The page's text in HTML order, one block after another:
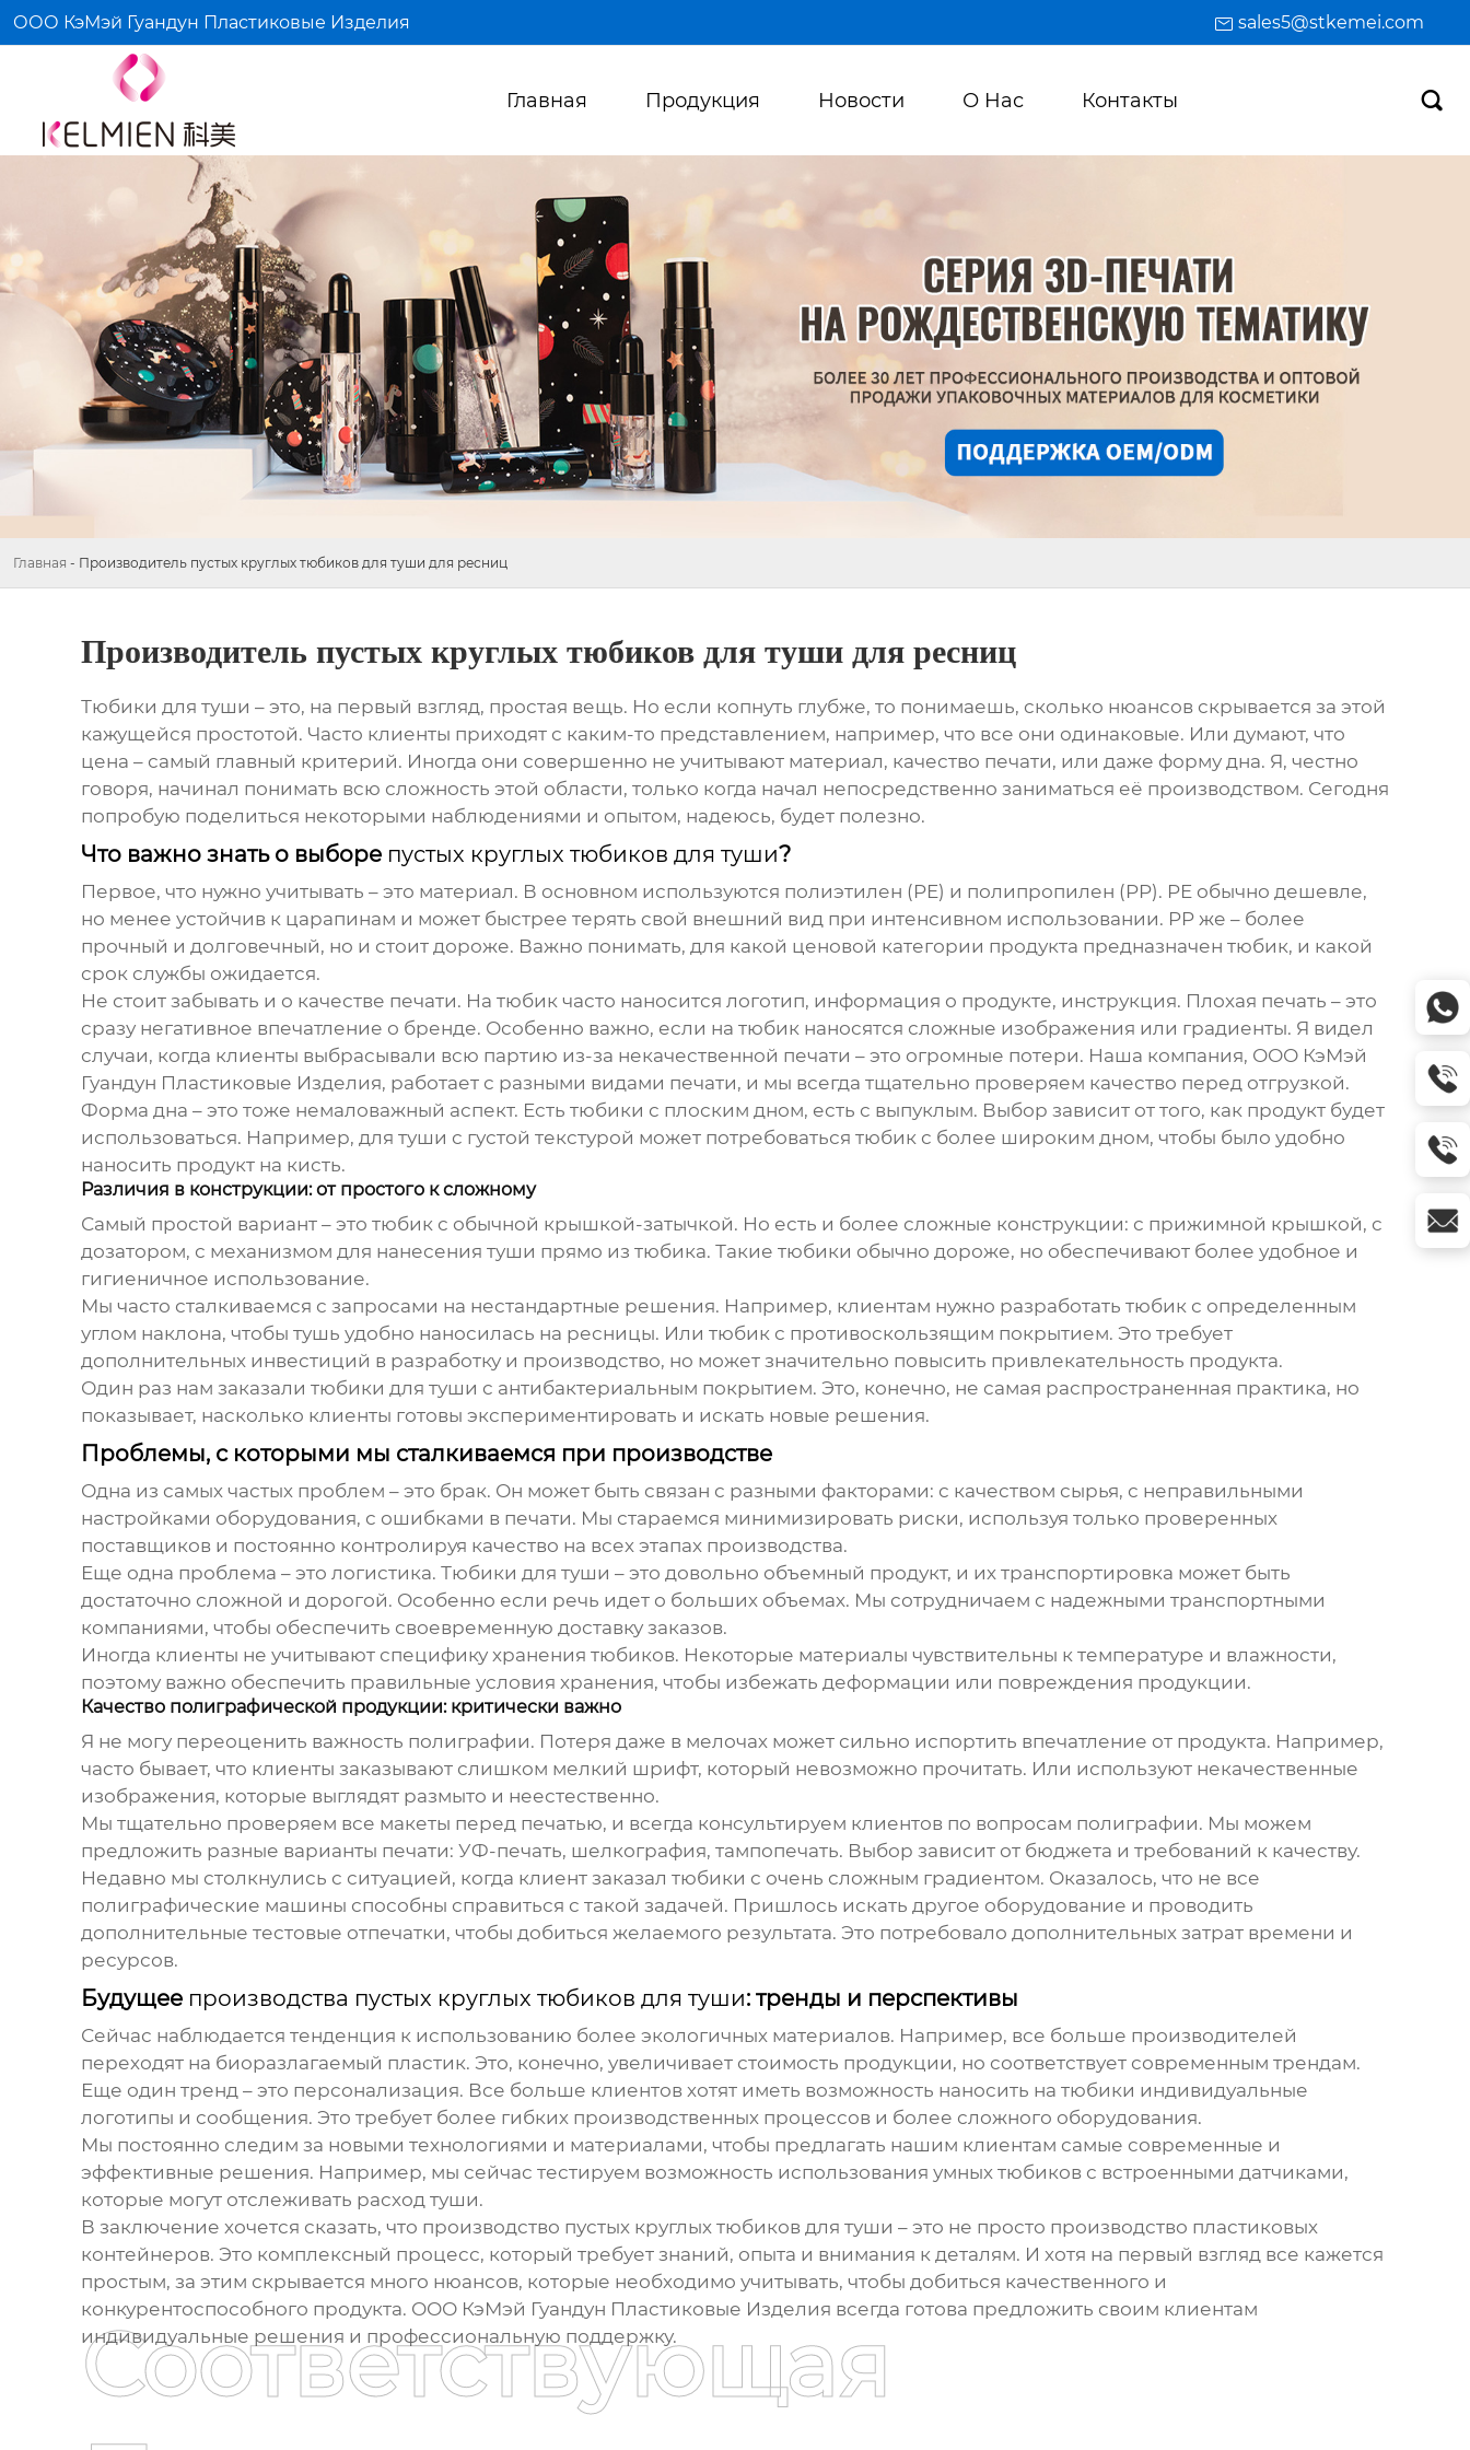
ООО КэМэй Гуандун Пластиковые Изделия sales5@stkemei.com
Главная Продукция Новости О Hас Контакты 
Главная - Производитель пустых круглых тюбиков для туши для ресниц
Производитель пустых круглых тюбиков для туши для ресниц
Тюбики для туши – это, на первый взгляд, простая вещь. Но если копнуть глубже, то понимаешь, сколько нюансов скрывается за этой
кажущейся простотой. Часто клиенты приходят с каким-то представлением, например, что все они одинаковые. Или думают, что
цена – самый главный критерий. Иногда они совершенно не учитывают материал, качество печати, или даже форму дна. Я, честно
говоря, начинал понимать всю сложность этой области, только когда начал непосредственно заниматься её производством. Сегодня
попробую поделиться некоторыми наблюдениями и опытом, надеюсь, будет полезно.
Что важно знать о выборе пустых круглых тюбиков для туши?
Первое, что нужно учитывать – это материал. В основном используются полиэтилен (PE) и полипропилен (PP). PE обычно дешевле,
но менее устойчив к царапинам и может быстрее терять свой внешний вид при интенсивном использовании. PP же – более
прочный и долговечный, но и стоит дороже. Важно понимать, для какой ценовой категории продукта предназначен тюбик, и какой
срок службы ожидается.
Не стоит забывать и о качестве печати. На тюбик часто наносится логотип, информация о продукте, инструкция. Плохая печать – это
сразу негативное впечатление о бренде. Особенно важно, если на тюбик наносятся сложные изображения или градиенты. Я видел
случаи, когда клиенты выбрасывали всю партию из-за некачественной печати – это огромные потери. Наша компания, ООО КэМэй
Гуандун Пластиковые Изделия, работает с разными видами печати, и мы всегда тщательно проверяем качество перед отгрузкой.
Форма дна – это тоже немаловажный аспект. Есть тюбики с плоским дном, есть с выпуклым. Выбор зависит от того, как продукт будет
использоваться. Например, для туши с густой текстурой может потребоваться тюбик с более широким дном, чтобы было удобно
наносить продукт на кисть.
Различия в конструкции: от простого к сложному
Самый простой вариант – это тюбик с обычной крышкой-затычкой. Но есть и более сложные конструкции: с прижимной крышкой, с
дозатором, с механизмом для нанесения туши прямо из тюбика. Такие тюбики обычно дороже, но обеспечивают более удобное и
гигиеничное использование.
Мы часто сталкиваемся с запросами на нестандартные решения. Например, клиентам нужно разработать тюбик с определенным
углом наклона, чтобы тушь удобно наносилась на ресницы. Или тюбик с противоскользящим покрытием. Это требует
дополнительных инвестиций в разработку и производство, но может значительно повысить привлекательность продукта.
Один раз нам заказали тюбики для туши с антибактериальным покрытием. Это, конечно, не самая распространенная практика, но
показывает, насколько клиенты готовы экспериментировать и искать новые решения.
Проблемы, с которыми мы сталкиваемся при производстве
Одна из самых частых проблем – это брак. Он может быть связан с разными факторами: с качеством сырья, с неправильными
настройками оборудования, с ошибками в печати. Мы стараемся минимизировать риски, используя только проверенных
поставщиков и постоянно контролируя качество на всех этапах производства.
Еще одна проблема – это логистика. Тюбики для туши – это довольно объемный продукт, и их транспортировка может быть
достаточно сложной и дорогой. Особенно если речь идет о больших объемах. Мы сотрудничаем с надежными транспортными
компаниями, чтобы обеспечить своевременную доставку заказов.
Иногда клиенты не учитывают специфику хранения тюбиков. Некоторые материалы чувствительны к температуре и влажности,
поэтому важно обеспечить правильные условия хранения, чтобы избежать деформации или повреждения продукции.
Качество полиграфической продукции: критически важно
Я не могу переоценить важность полиграфии. Потеря даже в мелочах может сильно испортить впечатление от продукта. Например,
часто бывает, что клиенты заказывают слишком мелкий шрифт, который невозможно прочитать. Или используют некачественные
изображения, которые выглядят размыто и неестественно.
Мы тщательно проверяем все макеты перед печатью, и всегда консультируем клиентов по вопросам полиграфии. Мы можем
предложить разные варианты печати: УФ-печать, шелкография, тампопечать. Выбор зависит от бюджета и требований к качеству.
Недавно мы столкнулись с ситуацией, когда клиент заказал тюбики с очень сложным градиентом. Оказалось, что не все
полиграфические машины способны справиться с такой задачей. Пришлось искать другое оборудование и проводить
дополнительные тестовые отпечатки, чтобы добиться желаемого результата. Это потребовало дополнительных затрат времени и
ресурсов.
Будущее производства пустых круглых тюбиков для туши: тренды и перспективы
Сейчас наблюдается тенденция к использованию более экологичных материалов. Например, все больше производителей
переходят на биоразлагаемый пластик. Это, конечно, увеличивает стоимость продукции, но соответствует современным трендам.
Еще один тренд – это персонализация. Все больше клиентов хотят иметь возможность наносить на тюбики индивидуальные
логотипы и сообщения. Это требует более гибких производственных процессов и более сложного оборудования.
Мы постоянно следим за новыми технологиями и материалами, чтобы предлагать нашим клиентам самые современные и
эффективные решения. Например, мы сейчас тестируем возможность использования умных тюбиков с встроенными датчиками,
которые могут отслеживать расход туши.
В заключение хочется сказать, что производство пустых круглых тюбиков для туши – это не просто производство пластиковых
контейнеров. Это комплексный процесс, который требует знаний, опыта и внимания к деталям. И хотя на первый взгляд все кажется
простым, за этим скрывается много нюансов, которые необходимо учитывать, чтобы добиться качественного и
конкурентоспособного продукта. ООО КэМэй Гуандун Пластиковые Изделия всегда готова предложить своим клиентам
индивидуальные решения и профессиональную поддержку.
Соответствующая